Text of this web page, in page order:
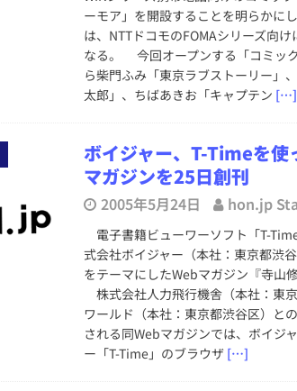
ーモア」を開設することを明らかに
は、NTTドコモのFOMAシリーズ向
なる。 今回オープンする「コミッ
ら柴門ふみ「東京ラブストーリー」
太郎」、ちばあきお「キャプテン […]
ボイジャー、T-Timeを使
マガジンを25日創刊
2005年5月24日 hon.jp
電子書籍ビューワーソフト「T-
式会社ボイジャー（本社：東京都渋
をテーマにしたWebマガジン『寺山
株式会社人力飛行機舎（本社：東
ワールド（本社：東京都渋谷区）と
される同Webマガジンでは、ボイジ
ー「T-Time」のブラウザ […]